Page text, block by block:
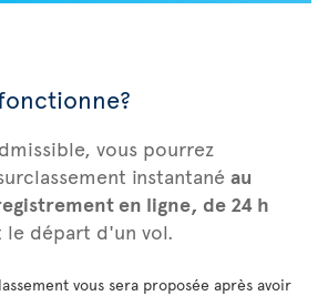
vous pourrez
instantané au
en ligne, de 24 h
le départ d'un vol.
vous sera proposée après avoir